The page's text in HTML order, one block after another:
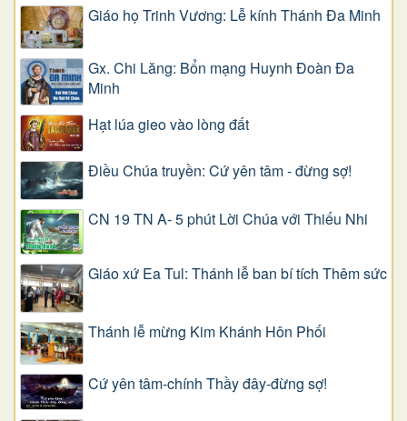
Giáo họ Trinh Vương: Lễ kính Thánh Đa Minh
Gx. Chi Lăng: Bổn mạng Huynh Đoàn Đa
Minh
Hạt lúa gieo vào lòng đất
Điều Chúa truyền: Cứ yên tâm - đừng sợ!
CN 19 TN A- 5 phút Lời Chúa với Thiếu Nhi
Giáo xứ Ea Tul: Thánh lễ ban bí tích Thêm sức
Thánh lễ mừng Kim Khánh Hôn Phối
Cứ yên tâm-chính Thầy đây-đừng sợ!